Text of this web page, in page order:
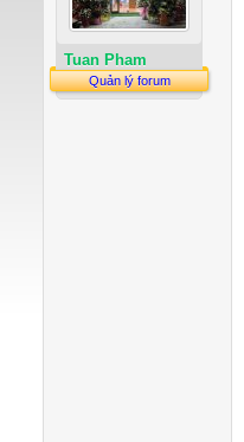
Tuan Pham
Quản lý forum